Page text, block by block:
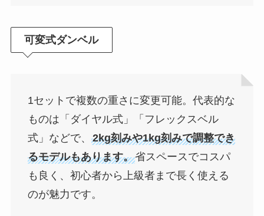
可変式ダンベル
1セットで複数の重さに変更可能。代表的な
ものは「ダイヤル式」「フレックスベル
式」などで、 2kg刻みや1kg刻みで調整でき
るモデルもあります。省スペースでコスパ
も良く、初心者から上級者まで長く使える
のが魅力です。